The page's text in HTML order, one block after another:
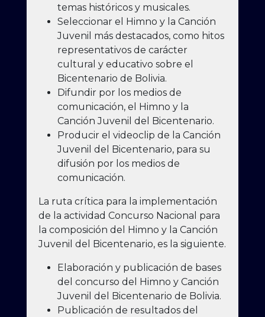
temas históricos y musicales.
Seleccionar el Himno y la Canción
Juvenil más destacados, como hitos
representativos de carácter
cultural y educativo sobre el
Bicentenario de Bolivia.
Difundir por los medios de
comunicación, el Himno y la
Canción Juvenil del Bicentenario.
Producir el videoclip de la Canción
Juvenil del Bicentenario, para su
difusión por los medios de
comunicación.
La ruta crítica para la implementación
de la actividad Concurso Nacional para
la composición del Himno y la Canción
Juvenil del Bicentenario, es la siguiente.
Elaboración y publicación de bases
del concurso del Himno y Canción
Juvenil del Bicentenario de Bolivia.
Publicación de resultados del